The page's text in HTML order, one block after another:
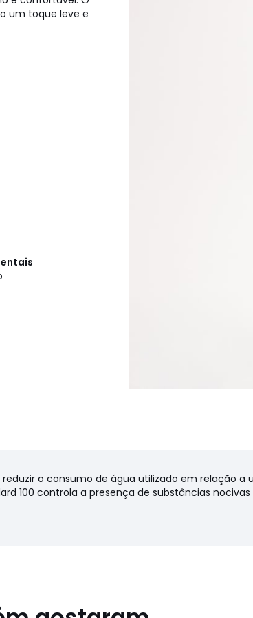
um toque leve e
o consumo de água utilizado em relação a
100 controla a presença de substâncias